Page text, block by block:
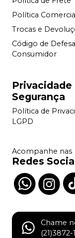
Política
Trocas e
Código de
Consumidor
Privacidade
Segurança
Política de
LGPD
Acompanhe nas
Redes
Chame
(21)3872-